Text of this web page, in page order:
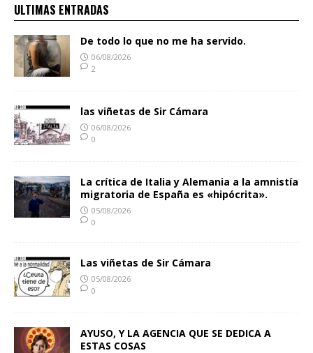
ULTIMAS ENTRADAS
De todo lo que no me ha servido.
06/08/2026
2
las viñetas de Sir Cámara
06/08/2026
0
La crítica de Italia y Alemania a la amnistía
migratoria de España es «hipócrita».
05/08/2026
0
Las viñetas de Sir Cámara
05/08/2026
0
AYUSO, Y LA AGENCIA QUE SE DEDICA A
ESTAS COSAS